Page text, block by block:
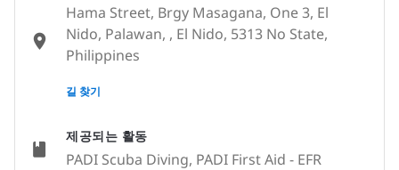
제공되는 활동
PADI Scuba Diving, PADI First Aid - EFR
Hama Street, Brgy Masagana, One 3, El
Nido, Palawan, , El Nido, 5313 No State,
Philippines
None
길 찾기